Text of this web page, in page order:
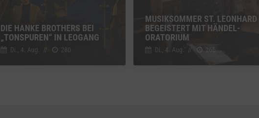
DIE HANKE BROTHERS BEI
„TONSPUREN“ IN LEOGANG
Di., 4. Aug. // 280
MUSIKSOMMER ST. LEONHARD
BEGEISTERT MIT HÄNDEL-
ORATORIUM
Di., 4. Aug. // 266